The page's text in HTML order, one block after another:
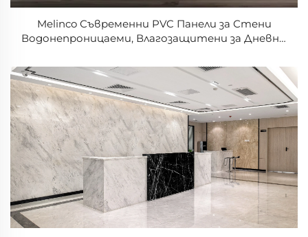
Melinco Съвременни PVC Панели за Стени
Водонепроницаеми, Влагозащитени за Дневна,
Употреба в Домакинството